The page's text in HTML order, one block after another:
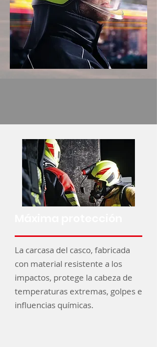
​La carcasa del casco, fabricada
con material resistente a los
impactos, protege la cabeza de
temperaturas extremas, golpes e
influencias químicas.